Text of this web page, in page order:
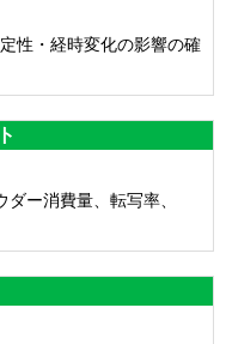
性・経時変化の影響の確
ー消費量、転写率、